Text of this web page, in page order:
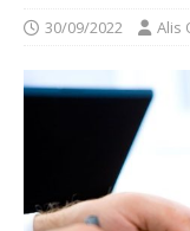
30/09/2022 Alis